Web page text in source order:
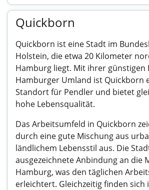
Quickborn
Quickborn ist eine Stadt im
Holstein, die etwa 20 Kilometer
Hamburg liegt. Mit ihrer günstigen
Hamburger Umland ist Quickborn
Standort für Pendler und bietet
hohe Lebensqualität.
Das Arbeitsumfeld in Quickborn
durch eine gute Mischung aus
ländlichem Lebensstil aus. Die
ausgezeichnete Anbindung an die
Hamburg, was den täglichen
erleichtert. Gleichzeitig finden sich